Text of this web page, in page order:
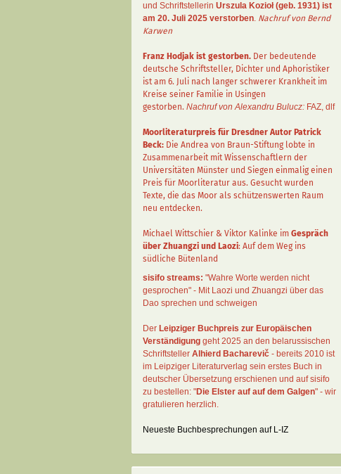
und Schriftstellerin Urszula Kozioł (geb. 1931) ist
am 20. Juli 2025 verstorben. Nachruf von Bernd
Karwen
Franz Hodjak ist gestorben. Der bedeutende
deutsche Schriftsteller, Dichter und Aphoristiker
ist am 6. Juli nach langer schwerer Krankheit im
Kreise seiner Familie in Usingen
gestorben. Nachruf von Alexandru Bulucz: FAZ, dlf
Moorliteraturpreis für Dresdner Autor Patrick
Beck: Die Andrea von Braun-Stiftung lobte in
Zusammenarbeit mit Wissenschaftlern der
Universitäten Münster und Siegen einmalig einen
Preis für Moorliteratur aus. Gesucht wurden
Texte, die das Moor als schützenswerten Raum
neu entdecken.
Michael Wittschier & Viktor Kalinke im Gespräch
über Zhuangzi und Laozi: Auf dem Weg ins
südliche Bütenland
sisifo streams: "Wahre Worte werden nicht
gesprochen" - Mit Laozi und Zhuangzi über das
Dao sprechen und schweigen
Der Leipziger Buchpreis zur Europäischen
Verständigung geht 2025 an den belarussischen
Schriftsteller Alhierd Bacharevič - bereits 2010 ist
im Leipziger Literaturverlag sein erstes Buch in
deutscher Übersetzung erschienen und auf sisifo
zu bestellen: "Die Elster auf auf dem Galgen" - wir
gratulieren herzlich.
Neueste Buchbesprechungen auf L-IZ